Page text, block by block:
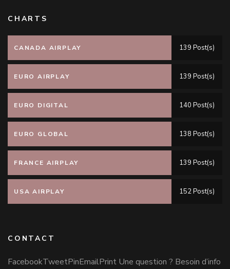
CHARTS
CANADA AIRPLAY 139 Post(s)
EURO AIRPLAY 139 Post(s)
EURO DIGITAL 140 Post(s)
EURO GLOBAL 138 Post(s)
FRANCE AIRPLAY 139 Post(s)
USA AIRPLAY 152 Post(s)
CONTACT
FacebookTweetPinEmailPrint Une question ? Besoin d’info